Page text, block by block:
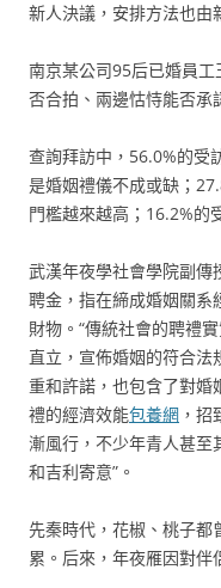
新人決議，安排方法也由
南京某公司95后已婚員
否合拍、兩邊怙恃能否承
查詢拜訪中，56.0%的受
是婚姻禮儀不成或缺；
門檻越來越高；16.2%的
武漢年夜學社會學院副傳
聘金，指在締成婚姻關系
財物。“傳統社會的聘禮
直立，宣佈婚姻的符合
重和許諾，也包含了對婚
禮的經濟效能包養網 ，
漸風行，不少年青人甚至
和吉利寄意”。
先秦時代，花椒、桃子都
累。后來，年夜雁因對伴